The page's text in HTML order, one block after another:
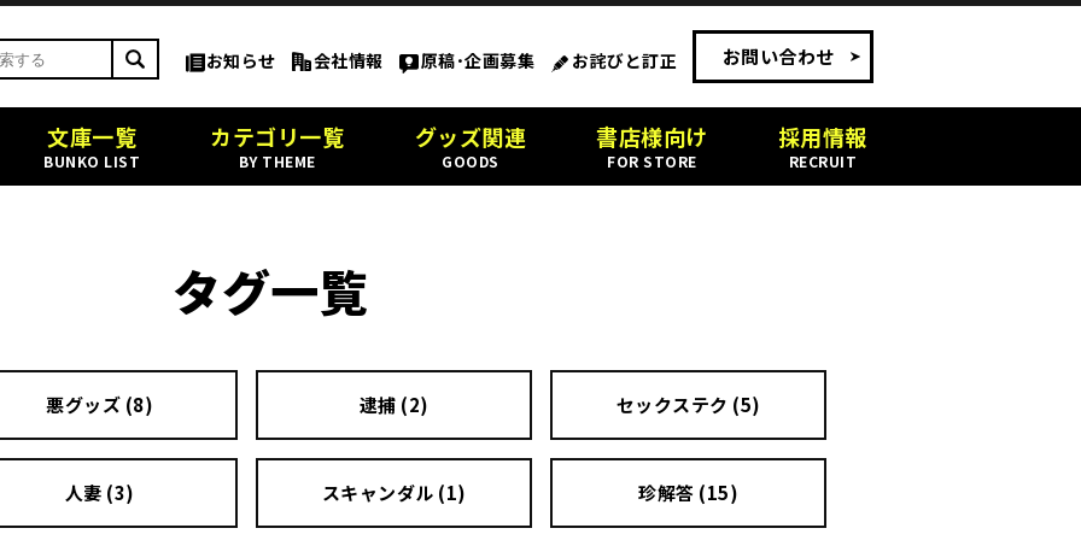
お知らせ 会社情報 原稿･企画募集 お詫びと訂正 お問い合わせ
文庫一覧
BUNKO LIST
カテゴリ一覧
BY THEME
グッズ関連
GOODS
書店様向け
FOR STORE
採用情報
RECRUIT
タグ一覧
悪グッズ (8) 逮捕 (2) セックステク (5)
人妻 (3) スキャンダル (1) 珍解答 (15)